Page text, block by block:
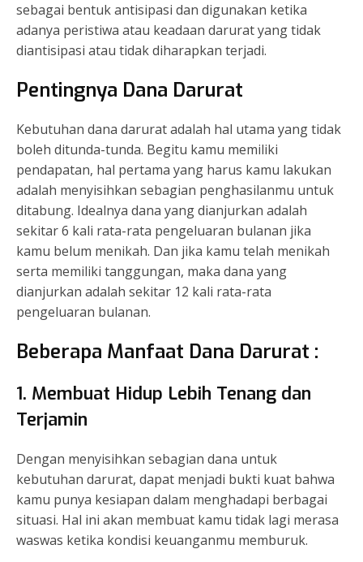
sebagai bentuk antisipasi dan digunakan ketika
adanya peristiwa atau keadaan darurat yang tidak
diantisipasi atau tidak diharapkan terjadi.
Pentingnya Dana Darurat
Kebutuhan dana darurat adalah hal utama yang tidak
boleh ditunda-tunda. Begitu kamu memiliki
pendapatan, hal pertama yang harus kamu lakukan
adalah menyisihkan sebagian penghasilanmu untuk
ditabung. Idealnya dana yang dianjurkan adalah
sekitar 6 kali rata-rata pengeluaran bulanan jika
kamu belum menikah. Dan jika kamu telah menikah
serta memiliki tanggungan, maka dana yang
dianjurkan adalah sekitar 12 kali rata-rata
pengeluaran bulanan.
Beberapa Manfaat Dana Darurat :
1. Membuat Hidup Lebih Tenang dan
Terjamin
Dengan menyisihkan sebagian dana untuk
kebutuhan darurat, dapat menjadi bukti kuat bahwa
kamu punya kesiapan dalam menghadapi berbagai
situasi. Hal ini akan membuat kamu tidak lagi merasa
waswas ketika kondisi keuanganmu memburuk.